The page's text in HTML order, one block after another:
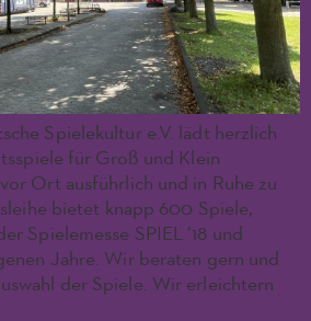
Spielekultur e.V. lädt herzlich
für Groß und Klein
Ort ausführlich und in Ruhe zu
bietet knapp 600 Spiele,
Spielemesse SPIEL ’18 und
Jahre. Wir beraten gern und
der Spiele. Wir erleichtern